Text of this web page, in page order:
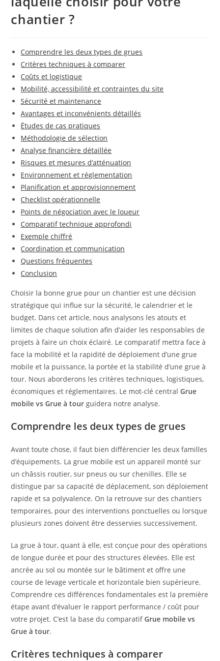
chantier ?
Comprendre les deux types de grues
Critères techniques à comparer
Coûts et logistique
Mobilité, accessibilité et contraintes du site
Sécurité et maintenance
Avantages et inconvénients détaillés
Études de cas pratiques
Méthodologie de sélection
Analyse financière détaillée
Risques et mesures d’atténuation
Environnement et réglementation
Planification et approvisionnement
Checklist opérationnelle
Points de négociation avec le loueur
Comparatif technique approfondi
Exemple chiffré
Coordination et communication
Questions fréquentes
Conclusion
Choisir la bonne grue pour un chantier est une décision
stratégique qui influe sur la sécurité, le calendrier et le
budget. Dans cet article, nous analysons les atouts et
limites de chaque solution afin d’aider les responsables de
projets à faire un choix éclairé. Le comparatif mettra face à
face la mobilité et la rapidité de déploiement d’une grue
mobile et la puissance, la portée et la stabilité d’une grue à
tour. Nous aborderons les critères techniques, logistiques,
économiques et réglementaires. Le mot-clé centralGrue
mobile vs Grue à tour guidera notre analyse.
Comprendre les deux types de grues
Avant toute chose, il faut bien différencier les deux familles
d’équipements. La grue mobile est un appareil monté sur
un châssis routier, sur pneus ou sur chenilles. Elle se
distingue par sa capacité de déplacement, son déploiement
rapide et sa polyvalence. On la retrouve sur des chantiers
temporaires, pour des interventions ponctuelles ou lorsque
plusieurs zones doivent être desservies successivement.
La grue à tour, quant à elle, est conçue pour des opérations
de longue durée et pour des structures élevées. Elle est
ancrée au sol ou montée sur le bâtiment et offre une
course de levage verticale et horizontale bien supérieure.
Comprendre ces différences fondamentales est la première
étape avant d’évaluer le rapport performance / coût pour
votre projet. C’est la base du comparatifGrue mobile vs
Grue à tour.
Critères techniques à comparer